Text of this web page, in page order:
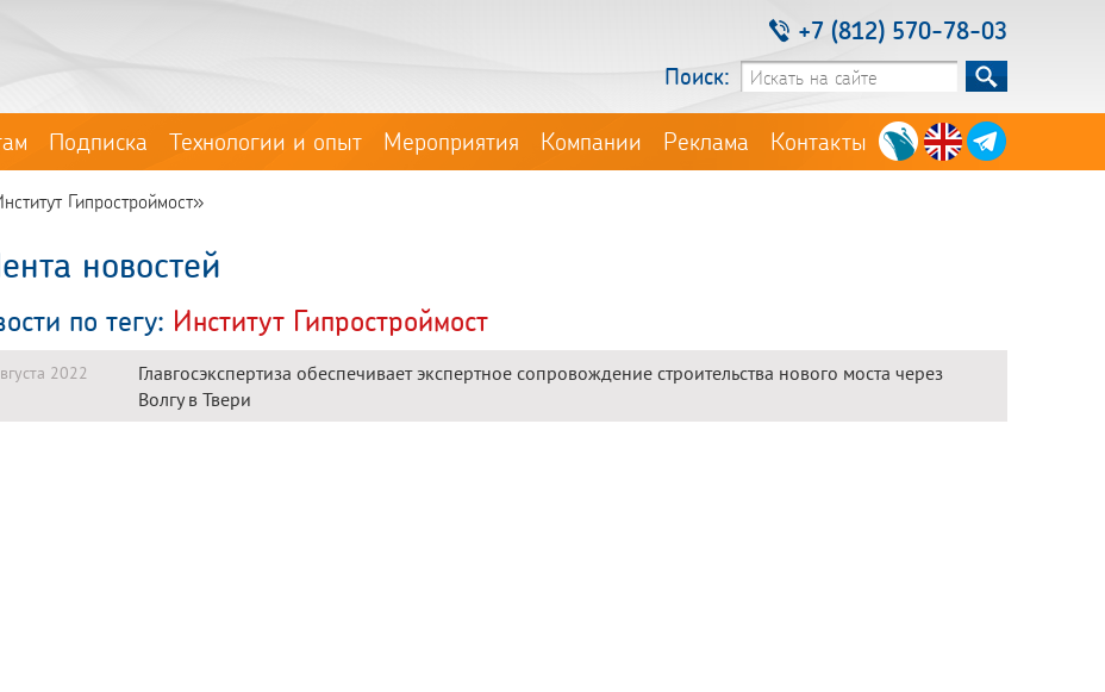
+7 (812) 570-78-03
Поиск:
Подписка Технологии и опыт Мероприятия Компании Реклама Контакты
Гипростроймост»
новостей
по тегу: Институт Гипростроймост
2022
Главгосэкспертиза обеспечивает экспертное сопровождение строительства нового моста через
Волгу в Твери